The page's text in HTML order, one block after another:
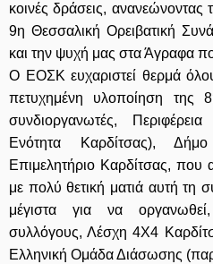
κοινές δράσεις, ανανεώνοντας
9η Θεσσαλική Ορειβατική
και την ψυχή μας στα Άγραφα
Ο ΕΟΣΚ ευχαριστεί θερμά
πετυχημένη υλοποίηση
συνδιοργανωτές,
Ενότητα Καρδίτσας),
Επιμελητήριο Καρδίτσας, που
με πολύ θετική ματιά αυτή τη
μέγιστα για να
συλλόγους, Λέσχη 4Χ4
Ελληνική Ομάδα Διάσωσης